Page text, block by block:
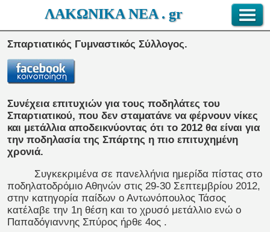
ΛΑΚΩΝΙΚΑ ΝΕΑ . gr
Σπαρτιατικός Γυμναστικός Σύλλογος.
Συνέχεια επιτυχιών για τους ποδηλάτες του
Σπαρτιατικού, που δεν σταματάνε να φέρνουν νίκες
και μετάλλια αποδεικνύοντας ότι το 2012 θα είναι για
την ποδηλασία της Σπάρτης η πιο επιτυχημένη
χρονιά.
Συγκεκριμένα σε πανελλήνια ημερίδα πίστας στο
ποδηλατοδρόμιο Αθηνών στις 29-30 Σεπτεμβρίου 2012,
στην κατηγορία παίδων ο Αντωνόπουλος Τάσος
κατέλαβε την 1η θέση και το χρυσό μετάλλιο ενώ ο
Παπαδόγιαννης Σπύρος ήρθε 4ος .